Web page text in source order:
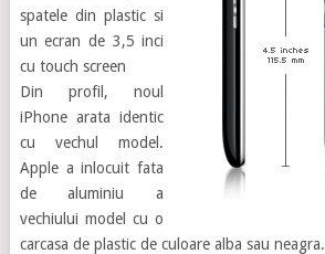
spatele din plastic si
un ecran de 3,5 inci
cu touch screen
Din profil, noul
iPhone arata identic
cu vechul model.
Apple a inlocuit fata
de aluminiu a
vechiului model cu o
carcasa de plastic de culoare alba sau neagra.